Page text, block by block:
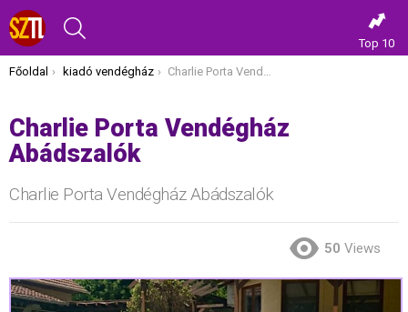
Top 10
Itt vagy most:
Főoldal kiadó vendégház Charlie Porta Vendégház Abádszalók
Charlie Porta Vendégház
Abádszalók
Charlie Porta Vendégház Abádszalók
50 Views